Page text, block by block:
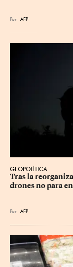
Por AFP
GEOPOLÍTICA
Tras la
drones no para
Por AFP